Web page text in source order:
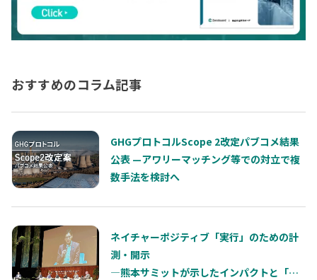
おすすめのコラム記事
GHGプロトコルScope 2改定パブコメ結果
公表 —アワリーマッチング等での対立で複
数手法を検討へ
ネイチャーポジティブ「実行」のための計
測・開示
―熊本サミットが示したインパクトと「依